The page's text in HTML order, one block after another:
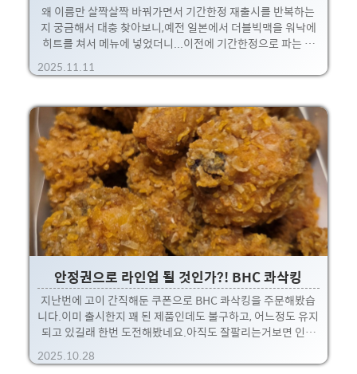
왜 이름만 살짝살짝 바꿔가면서 기간한정 재출시를 반복하는
지 궁금해서 대충 찾아보니,예전 일본에서 더블빅맥을 워낙에
히트를 쳐서 메뉴에 넣었더니...이전에 기간한정으로 파는 것
보다 매출이 확 줄어서... 다시 기간한정으로 돌아왔다고;; 뭐,
결론은 많이 팔려고 마케팅하는거죠 뭐.. (믿거나 말거나 맥도
합니다 ㅋㅋ.이번에도 먹었는데, 가격대는 거의 만원 부근. 패
티가 4개긴하지만, 워낙 얇고 작은지라....과하다는 생각이 전
혀 안드는 현실; 버거킹에 비하면 롯데리아나 맥도날드나 진짜
크기가 초딩수준인지라;;그래도 또 먹으면 추억의 맛 보정되서
맛있게 먹는데... 뭐 이런게 마케팅효과가 아닌지 후후. 늦은 퇴
근길에 맛있게 먹고 왔습니다!자, 그럼 ..
2025.11.11
안정권으로 라인업 될 것인가?! BHC 콰삭킹
지난번에 고이 간직해둔 쿠폰으로 BHC 콰삭킹을 주문해봤습
니다.이미 출시한지 꽤 된 제품인데도 불구하고, 어느정도 유지
되고 있길래 한번 도전해봤네요.아직도 잘팔리는거보면 인증
은 된듯 싶어서 말이죠 ㅎㅎ 일단 컨셉답게 콰삭하게 잘 튀겨졌
습니다.저 튀김옷에 있는 바스락 거리는 건 쌀/감자/옥수수 크
2025.10.28